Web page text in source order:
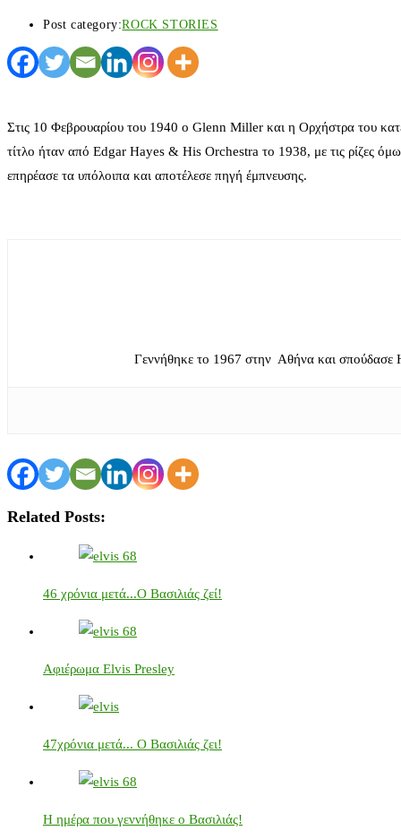
Post category:ROCK STORIES
Στις 10 Φεβρουαρίου του 1940 ο Glenn Miller και η Ορχήστρα του
τίτλο ήταν από Edgar Hayes & His Orchestra το 1938, με τις ρίζες
επηρέασε τα υπόλοιπα και αποτέλεσε πηγή έμπνευσης.
Γεννήθηκε το 1967 στην Αθήνα και σπούδασε
Related Posts:
46 χρόνια μετά...Ο Βασιλιάς ζεί!
Αφιέρωμα Elvis Presley
47χρόνια μετά... Ο Βασιλιάς ζει!
Η ημέρα που γεννήθηκε ο Βασιλιάς!